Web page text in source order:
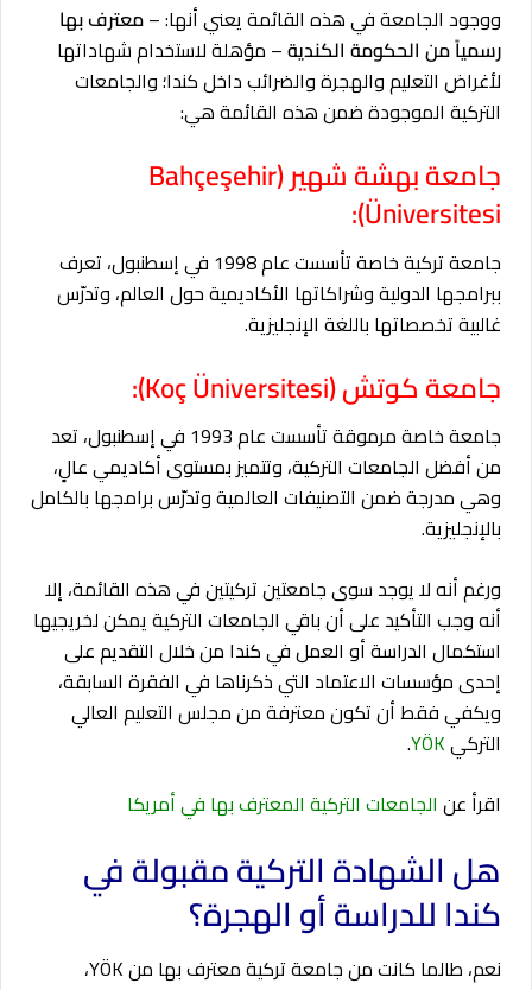
ووجود الجامعة في هذه القائمة يعني أنها: –معترف بها
رسمياً من الحكومة الكندية– مؤهلة لاستخدام شهاداتها
لأغراض التعليم والهجرة والضرائب داخل كندا؛ والجامعات
التركية الموجودة ضمن هذه القائمة هي:
جامعة بهشة شهير (Bahçeşehir
Üniversitesi):
جامعة تركية خاصة تأسست عام 1998 في إسطنبول، تعرف
ببرامجها الدولية وشراكاتها الأكاديمية حول العالم، وتدرّس
غالبية تخصصاتها باللغة الإنجليزية.
جامعة كوتش (Koç Üniversitesi):
جامعة خاصة مرموقة تأسست عام 1993 في إسطنبول، تعد
من أفضل الجامعات التركية، وتتميز بمستوى أكاديمي عالٍ،
وهي مدرجة ضمن التصنيفات العالمية وتدرّس برامجها بالكامل
بالإنجليزية.
ورغم أنه لا يوجد سوى جامعتين تركيتين في هذه القائمة، إلا
أنه وجب التأكيد على أن باقي الجامعات التركية يمكن لخريجيها
استكمال الدراسة أو العمل في كندا من خلال التقديم على
إحدى مؤسسات الاعتماد التي ذكرناها في الفقرة السابقة،
ويكفي فقط أن تكون معترفة من مجلس التعليم العالي
التركيYÖK
.
اقرأ عن الجامعات التركية المعترف بها في أمريكا
هل الشهادة التركية مقبولة في
كندا للدراسة أو الهجرة؟
نعم، طالما كانت من جامعة تركية معترف بها من YÖK،